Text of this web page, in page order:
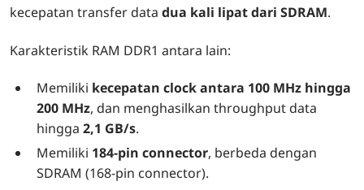
kecepatan transfer data dua kali lipat dari SDRAM.
Karakteristik RAM DDR1 antara lain:
Memiliki kecepatan clock antara 100 MHz hingga
200 MHz, dan menghasilkan throughput data
hingga 2,1 GB/s.
Memiliki 184-pin connector, berbeda dengan
SDRAM (168-pin connector).